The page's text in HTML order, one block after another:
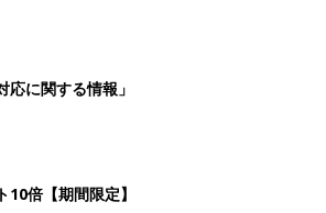
に関する情報」
倍【期間限定】